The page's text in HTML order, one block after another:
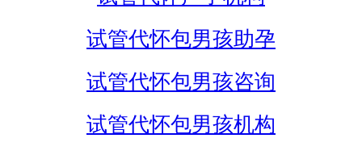
试管代怀包男孩助孕
试管代怀包男孩咨询
试管代怀包男孩机构